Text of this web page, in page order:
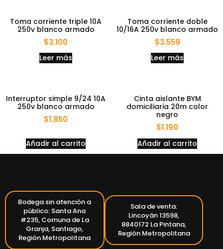
Toma corriente triple 10A
250v blanco armado
$3.100
Leer más
Toma corriente doble
10/16A 250v blanco armado
$3.559
Leer más
Interruptor simple 9/24 10A
250v blanco armado
$1.850
Añadir al carrito
Cinta aislante BYM
domiciliaria 20m color
negro
$1.190
Añadir al carrito
Bodega sin atención a
público: Santa Ana
#235, Comuna de La
Granja, Santiago,
Región Metropolitana
Sala de venta:
Lincoyán 13598,
8840172 La Pintana,
Región Metropolitana